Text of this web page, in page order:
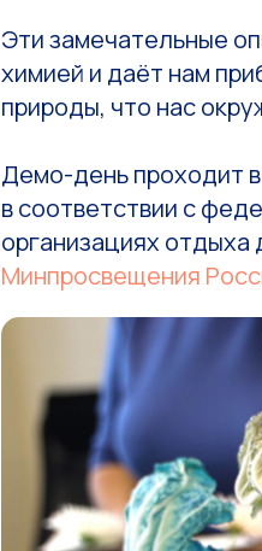
Эти замечательные
химией и даёт нам
природы, что нас
Демо-день проходит
в соответствии с
организациях отдыха
Минпросвещения